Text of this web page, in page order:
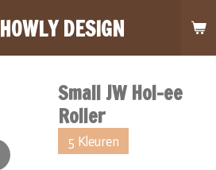
HOWLY DESIGN
Small JW Hol-ee
Roller
5 Kleuren